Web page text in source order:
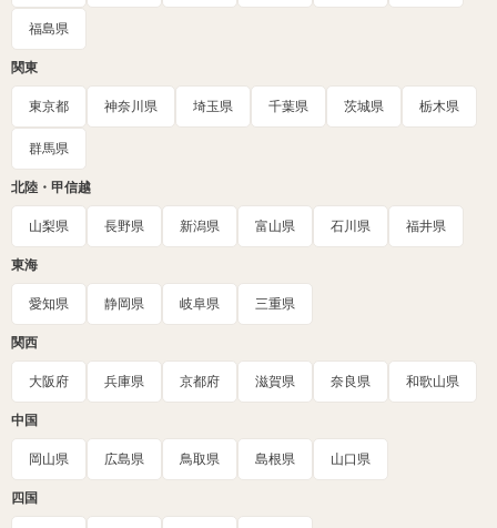
福島県
関東
東京都 神奈川県 埼玉県 千葉県 茨城県 栃木県
群馬県
北陸・甲信越
山梨県 長野県 新潟県 富山県 石川県 福井県
東海
愛知県 静岡県 岐阜県 三重県
関西
大阪府 兵庫県 京都府 滋賀県 奈良県 和歌山県
中国
岡山県 広島県 鳥取県 島根県 山口県
四国